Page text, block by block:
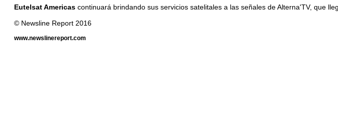
Eutelsat Americas continuará brindando sus servicios satelitales a las señales de Alterna'TV, que
© Newsline Report 2016
www.newslinereport.com